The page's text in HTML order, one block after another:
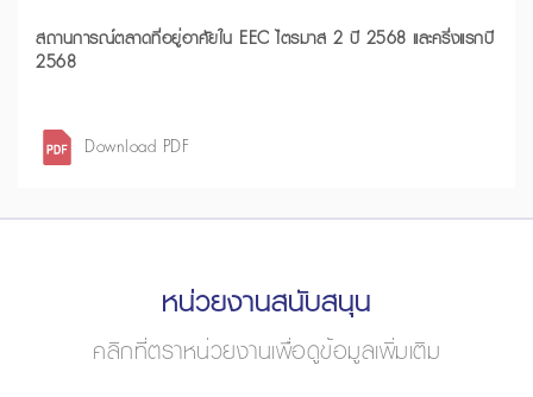
สถานการณ์ตลาดที่อยู่อาศัยใน EEC ไตรมาส 2 ปี 2568 และครึ่งแรกปี
2568
Download PDF
หน่วยงานสนับสนุน
คลิกที่ตราหน่วยงานเพื่อดูข้อมูลเพิ่มเติม